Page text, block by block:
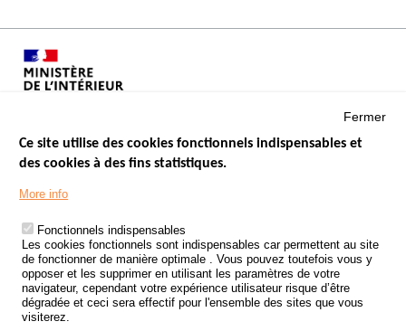
Menu
Footer
LES SITES PUBLICS
ÉTAT DE L’INSÉCURITÉ ROUTIÈRE
TRAITEMENT DES DONNÉES PERSONNELLES DES ACCIDENTS DE
LA ROUTE
ETUDES ET RECHERCHES
APPEL À PROJETS
Fermer
Ce site utilise des cookies fonctionnels indispensables et
des cookies à des fins statistiques.
More info
Fonctionnels indispensables
Les cookies fonctionnels sont indispensables car permettent au site
de fonctionner de manière optimale . Vous pouvez toutefois vous y
opposer et les supprimer en utilisant les paramètres de votre
navigateur, cependant votre expérience utilisateur risque d’être
dégradée et ceci sera effectif pour l'ensemble des sites que vous
visiterez.